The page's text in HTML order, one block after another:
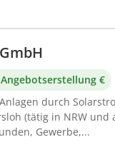
€
durch
(tätig in NRW
Gewerbe,...